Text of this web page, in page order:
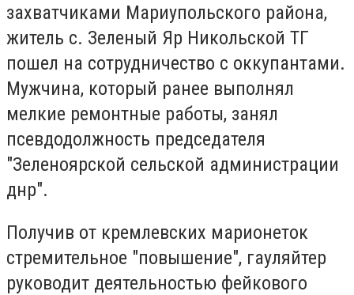
захватчиками Мариупольского района,
житель с. Зеленый Яр Никольской ТГ
пошел на сотрудничество с оккупантами.
Мужчина, который ранее выполнял
мелкие ремонтные работы, занял
псевдодолжность председателя
"Зеленоярской сельской администрации
днр".
Получив от кремлевских марионеток
стремительное "повышение", гауляйтер
руководит деятельностью фейкового